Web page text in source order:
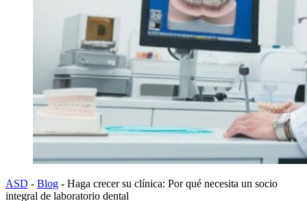
ASD - Blog - Haga crecer su clínica: Por qué necesita un socio
integral de laboratorio dental